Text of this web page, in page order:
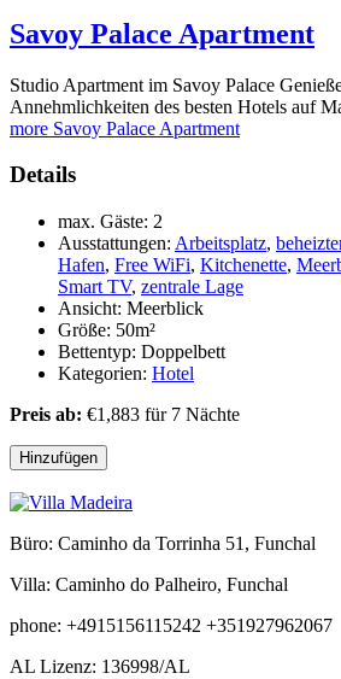
Savoy Palace Apartment
Studio Apartment im Savoy Palace
Annehmlichkeiten des besten Hotels auf
more Savoy Palace Apartment
Details
max. Gäste: 2
Ausstattungen: Arbeitsplatz,
Hafen, Free WiFi, Kitchenette,
Smart TV, zentrale Lage
Ansicht: Meerblick
Größe: 50m²
Bettentyp: Doppelbett
Kategorien: Hotel
Preis ab: €1,883 für 7 Nächte
Hinzufügen
Büro: Caminho da Torrinha 51, Funchal
Villa: Caminho do Palheiro, Funchal
phone: +4915156115242 +351927962067
AL Lizenz: 136998/AL